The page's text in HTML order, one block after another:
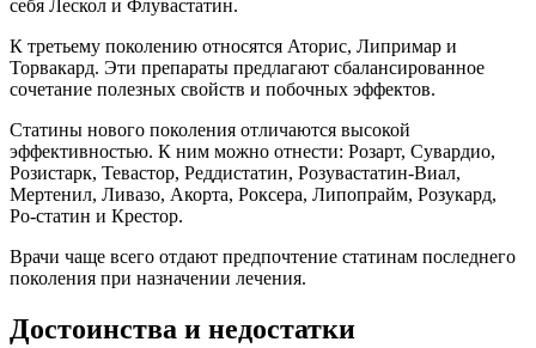
себя Лескол и Флувастатин.
К третьему поколению относятся Аторис, Липримар и
Торвакард. Эти препараты предлагают сбалансированное
сочетание полезных свойств и побочных эффектов.
Статины нового поколения отличаются высокой
эффективностью. К ним можно отнести: Розарт, Сувардио,
Розистарк, Тевастор, Реддистатин, Розувастатин-Виал,
Мертенил, Ливазо, Акорта, Роксера, Липопрайм, Розукард,
Ро-статин и Крестор.
Врачи чаще всего отдают предпочтение статинам последнего
поколения при назначении лечения.
Достоинства и недостатки